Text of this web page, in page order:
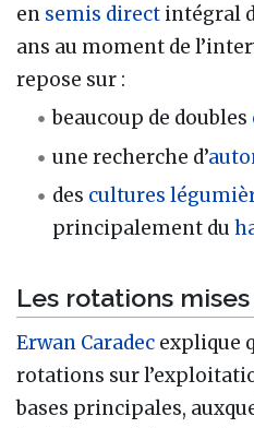
en semis direct intégral
ans au moment de
repose sur :
beaucoup de doubles
une recherche d’
des cultures
principalement du
Les rotations
Erwan Caradec explique
rotations sur
bases principales,